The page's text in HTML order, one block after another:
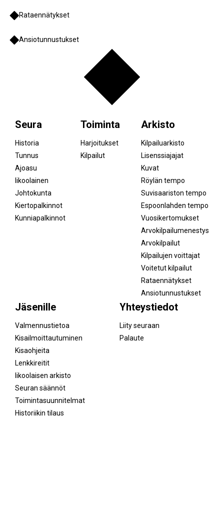
Rataennätykset
Ansiotunnustukset
Seura
Historia
Tunnus
Ajoasu
Iikoolainen
Johtokunta
Kiertopalkinnot
Kunniapalkinnot
Toiminta
Harjoitukset
Kilpailut
Arkisto
Kilpailuarkisto
Lisenssiajajat
Kuvat
Röylän tempo
Suvisaariston tempo
Espoonlahden tempo
Vuosikertomukset
Arvokilpailumenestys
Arvokilpailut
Kilpailujen voittajat
Voitetut kilpailut
Rataennätykset
Ansiotunnustukset
Jäsenille
Valmennustietoa
Kisailmoittautuminen
Kisaohjeita
Lenkkireitit
Iikoolaisen arkisto
Seuran säännöt
Toimintasuunnitelmat
Historiikin tilaus
Yhteystiedot
Liity seuraan
Palaute